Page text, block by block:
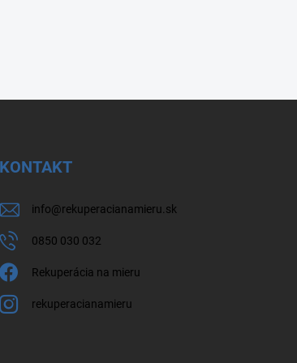
KONTAKT
info@rekuperacianamieru.sk
0850 030 032
Rekuperácia na mieru
rekuperacianamieru